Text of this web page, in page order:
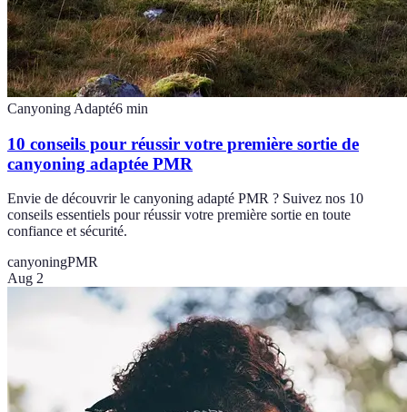
Canyoning Adapté6 min
10 conseils pour réussir votre première sortie de
canyoning adaptée PMR
Envie de découvrir le canyoning adapté PMR ? Suivez nos 10
conseils essentiels pour réussir votre première sortie en toute
confiance et sécurité.
canyoningPMR
Aug 2